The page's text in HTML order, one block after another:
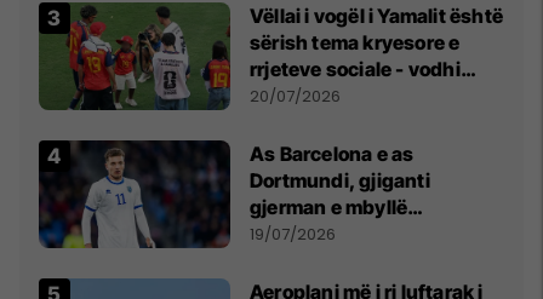
Vëllai i vogël i Yamalit është
sërish tema kryesore e
rrjeteve sociale - vodhi
vëmendjen pas finales së
20/07/2026
As Barcelona e as
Dortmundi, gjiganti
gjerman e mbyllë
marrëveshjen për Fisnik
19/07/2026
Aeroplani më i ri luftarak i